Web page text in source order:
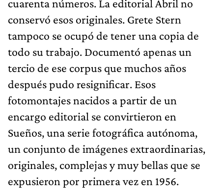
cuarenta números. La editorial Abril no
conservó esos originales. Grete Stern
tampoco se ocupó de tener una copia de
todo su trabajo. Documentó apenas un
tercio de ese corpus que muchos años
después pudo resignificar. Esos
fotomontajes nacidos a partir de un
encargo editorial se convirtieron en
Sueños, una serie fotográfica autónoma,
un conjunto de imágenes extraordinarias,
originales, complejas y muy bellas que se
expusieron por primera vez en 1956.